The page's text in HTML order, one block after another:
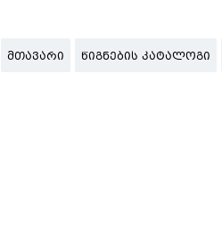
ᲛᲗᲐᲕᲐᲠᲘ ᲬᲘᲒᲜᲔᲑᲘᲡ ᲙᲐᲢᲐᲚᲝᲒᲘ